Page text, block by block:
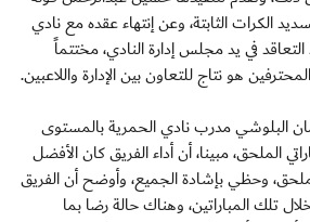
الكرات الثابتة، وعن إنتهاء عقده مع نادي
التعاقد في يد مجلس إدارة النادي، مختتماً
هو نتاج للتعاون بين الإدارة واللاعبين.
البلوشي مدرب نادي الحمرية بالمستوى
الملحق، مبينا، أن أداء الفريق كان الأفضل
وحظي بإشادة الجميع، وأوضح أن الفريق
تلك المباراتين، وهناك حالة رضا بما